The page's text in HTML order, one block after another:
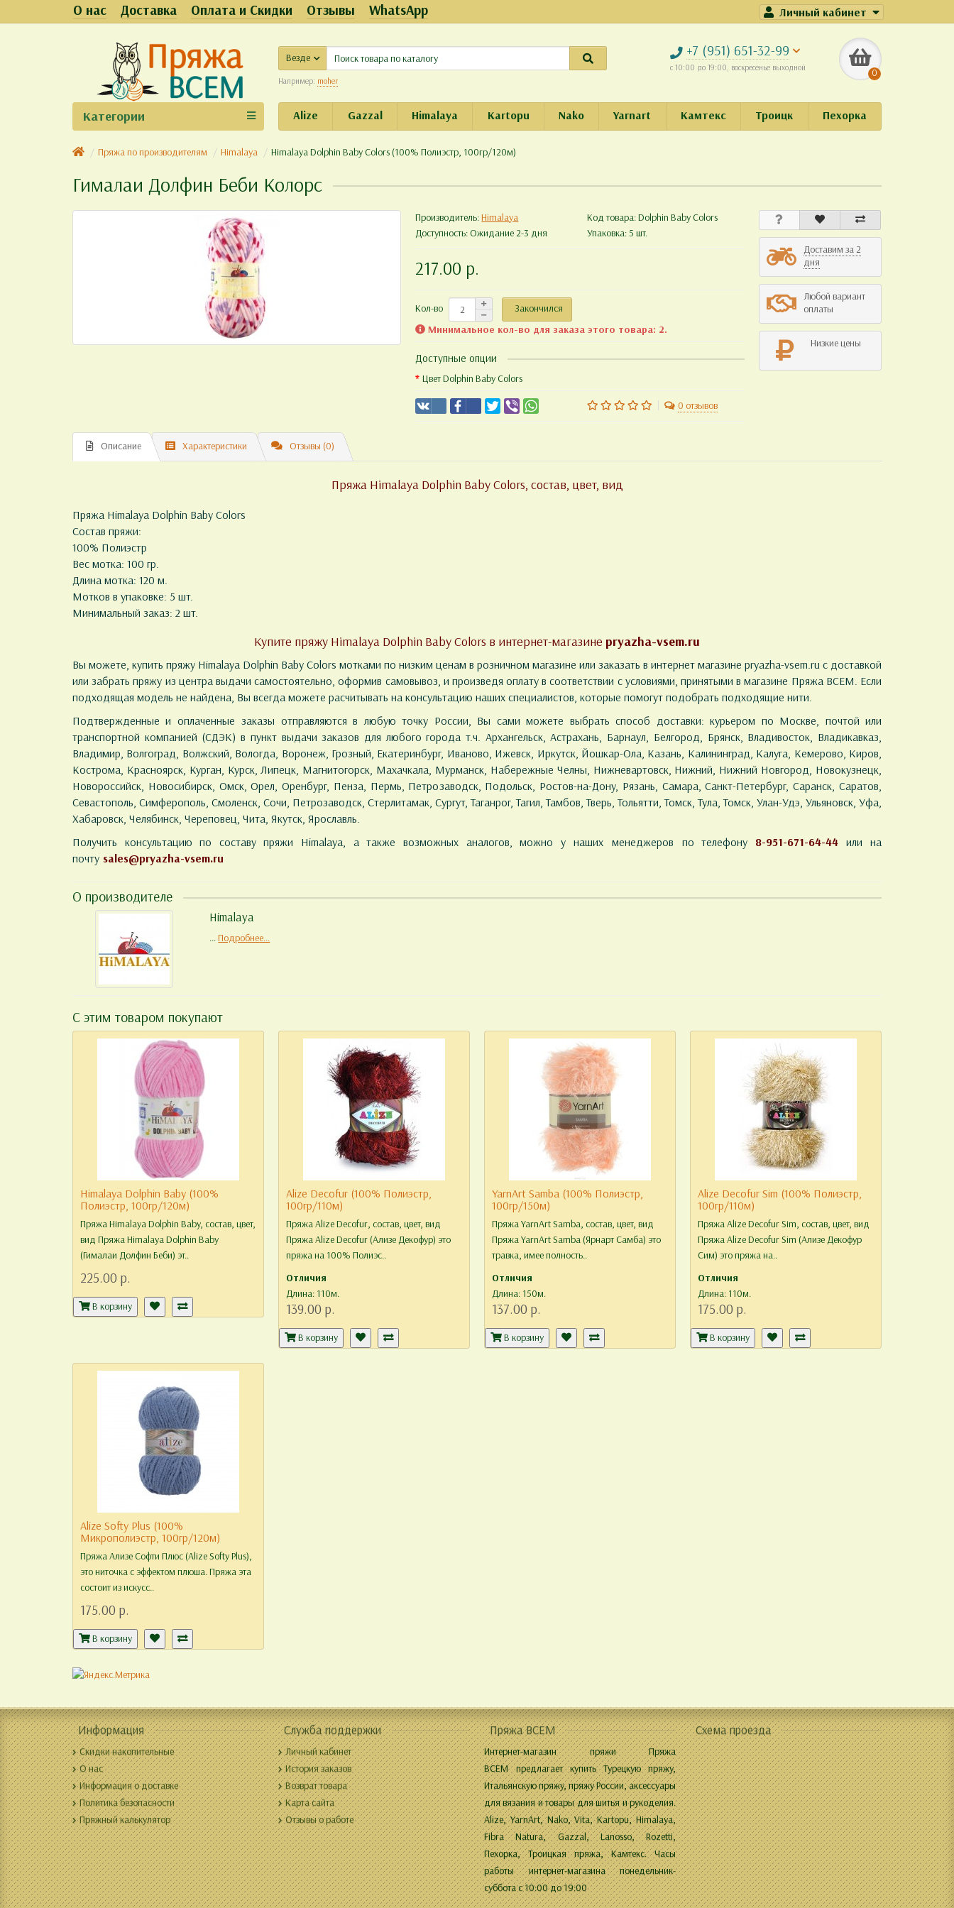
Личный кабинет
О нас Доставка Оплата и Скидки Отзывы WhatsApp
+7 (951) 651-32-99
с 10:00 до 19:00, воскресенье выходной 0
Везде
Например: moher
Alize Gazzal Himalaya Kartopu Nako Yarnart Камтекс Троицк Пехорка
Категории
Пряжа по производителям Himalaya Himalaya Dolphin Baby Colors (100% Полиэстр, 100гр/120м)
Гималаи Долфин Беби Колорс
Производитель:Himalaya Код товара:Dolphin Baby Colors
Доступность: Ожидание 2-3 дня
Упаковка: 5 шт.
217.00 р.
Кол-во
Закончился
Минимальное кол-во для заказа этого товара: 2.
Доступные опции
Цвет Dolphin Baby Colors
0 отзывов
Доставим за 2
дня
Любой вариант
оплаты
Низкие цены
Описание Характеристики Отзывы (0)
Пряжа Himalaya Dolphin Baby Colors, состав, цвет, вид
Пряжа Himalaya Dolphin Baby Colors
Состав пряжи:
100% Полиэстр
Вес мотка: 100 гр.
Длина мотка: 120 м.
Мотков в упаковке: 5 шт.
Минимальный заказ: 2 шт.
Купите пряжу Himalaya Dolphin Baby Colors в интернет-магазине pryazha-vsem.ru
Вы можете, купить пряжу Himalaya Dolphin Baby Colors мотками по низким ценам в розничном магазине или заказать в интернет магазине pryazha-vsem.ru с доставкой
или забрать пряжу из центра выдачи самостоятельно, оформив самовывоз, и произведя оплату в соответствии с условиями, принятыми в магазине Пряжа ВСЕМ. Если
подходящая модель не найдена, Вы всегда можете расчитывать на консультацию наших специалистов, которые помогут подобрать подходящие нити.
Подтвержденные и оплаченные заказы отправляются в любую точку России, Вы сами можете выбрать способ доставки: курьером по Москве, почтой или
транспортной компанией (СДЭК) в пункт выдачи заказов для любого города т.ч. Архангельск, Астрахань, Барнаул, Белгород, Брянск, Владивосток, Владикавказ,
Владимир, Волгоград, Волжский, Вологда, Воронеж, Грозный, Екатеринбург, Иваново, Ижевск, Иркутск, Йошкар-Ола, Казань, Калининград, Калуга, Кемерово, Киров,
Кострома, Красноярск, Курган, Курск, Липецк, Магнитогорск, Махачкала, Мурманск, Набережные Челны, Нижневартовск, Нижний, Нижний Новгород, Новокузнецк,
Новороссийск, Новосибирск, Омск, Орел, Оренбург, Пенза, Пермь, Петрозаводск, Подольск, Ростов-на-Дону, Рязань, Самара, Санкт-Петербург, Саранск, Саратов,
Севастополь, Симферополь, Смоленск, Сочи, Петрозаводск, Стерлитамак, Сургут, Таганрог, Тагил, Тамбов, Тверь, Тольятти, Томск, Тула, Томск, Улан-Удэ, Ульяновск, Уфа,
Хабаровск, Челябинск, Череповец, Чита, Якутск, Ярославль.
Получить консультацию по составу пряжи Himalaya, а также возможных аналогов, можно у наших менеджеров по телефону
8-951-671-64-44
или на
почту sales@pryazha-vsem.ru
О производителе
Himalaya
...Подробнее...
С этим товаром покупают
Himalaya Dolphin Baby (100%
Полиэстр, 100гр/120м)
Пряжа Himalaya Dolphin Baby, состав, цвет,
вид Пряжа Himalaya Dolphin Baby
(Гималаи Долфин Беби) эт..
225.00 р.
В корзину
Alize Decofur (100% Полиэстр,
100гр/110м)
Пряжа Alize Decofur, состав, цвет, вид
Пряжа Alize Decofur (Ализе Декофур) это
пряжа на 100% Полиэс..
Отличия
Длина: 110м.
139.00 р.
В корзину
YarnArt Samba (100% Полиэстр,
100гр/150м)
Пряжа YarnArt Samba, состав, цвет, вид
Пряжа YarnArt Samba (Ярнарт Самба) это
травка, имее полность..
Отличия
Длина: 150м.
137.00 р.
В корзину
Alize Decofur Sim (100% Полиэстр,
100гр/110м)
Пряжа Alize Decofur Sim, состав, цвет, вид
Пряжа Alize Decofur Sim (Ализе Декофур
Сим) это пряжа на..
Отличия
Длина: 110м.
175.00 р.
В корзину
Alize Softy Plus (100%
Микрополиэстр, 100гр/120м)
Пряжа Ализе Софти Плюс (Alize Softy Plus),
это ниточка с эффектом плюша. Пряжа эта
состоит из искусс..
175.00 р.
В корзину
Информация
Скидки накопительные
О нас
Информация о доставке
Политика безопасности
Пряжный калькулятор
Служба поддержки
Личный кабинет
История заказов
Возврат товара
Карта сайта
Отзывы о работе
Пряжа ВСЕМ
Интернет-магазин пряжи Пряжа
ВСЕМ предлагает купить Турецкую пряжу,
Итальянскую пряжу, пряжу России, аксессуары
для вязания и товары для шитья и рукоделия.
Alize, YarnArt, Nako, Vita, Kartopu, Himalaya,
Fibra Natura, Gazzal, Lanosso, Rozetti,
Пехорка, Троицкая пряжа, Камтекс. Часы
работы интернет-магазина понедельник-
суббота с 10:00 до 19:00
Схема проезда